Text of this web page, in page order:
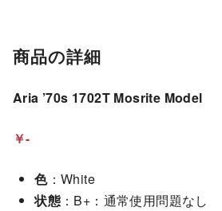
商品の詳細
Aria ’70s 1702T Mosrite Model
￥-
色：White
状態 ：B+：通常使用問題なし